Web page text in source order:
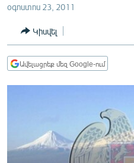
ԻՐԱՎՈՒՆՔ
ՀԱՍԱՐԱԿՈՒԹՅՈՒՆ
ՏՆՏԵՍՈՒԹՅՈՒՆ
ՄԻՋԱԶԳԱՅԻՆ
օգոստոս 23, 2011
Կիսվել
Ավելացրեք մեզ Google-ում